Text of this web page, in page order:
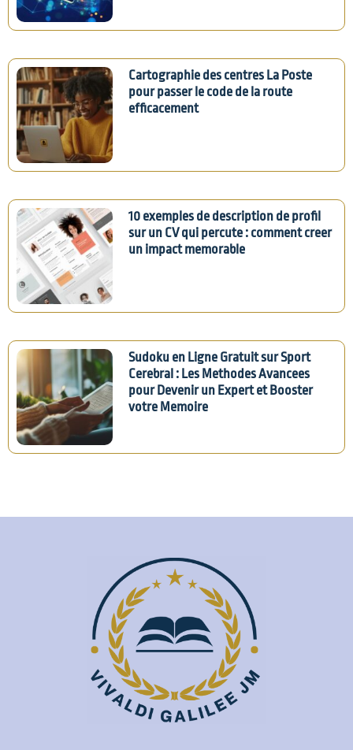
Cartographie des centres La Poste
pour passer le code de la route
efficacement
10 exemples de description de profil
sur un CV qui percute : comment creer
un impact memorable
Sudoku en Ligne Gratuit sur Sport
Cerebral : Les Methodes Avancees
pour Devenir un Expert et Booster
votre Memoire